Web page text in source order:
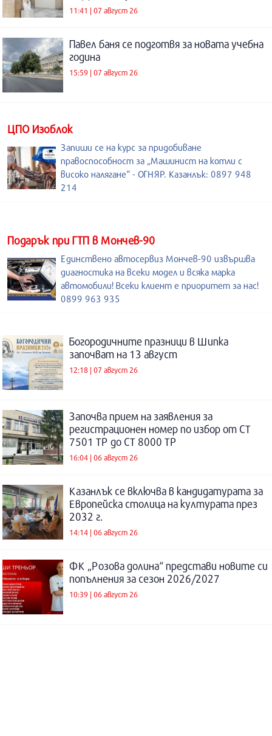
11:41 | 07 август 26
Павел баня се подготвя за новата учебна
година
15:59 | 07 август 26
ЦПО Изоблок
Запиши се на курс за придобиване
правоспособност за „Машинист на котли с
високо налягане“ - ОГНЯР. Казанлък: 0897 948
214
Подарък при ГТП в Мончев-90
Единствено автосервиз Мончев-90 извършва
диагностика на всеки модел и всяка марка
автомобили! Всеки клиент е приоритет за нас!
0899 963 935
Богородичните празници в Шипка
започват на 13 август
12:18 | 07 август 26
Започва прием на заявления за
регистрационен номер по избор от СТ
7501 ТР до СТ 8000 ТР
16:04 | 06 август 26
Казанлък се включва в кандидатурата за
Европейска столица на културата през
2032 г.
14:14 | 06 август 26
ФК „Розова долина“ представи новите си
попълнения за сезон 2026/2027
10:39 | 06 август 26